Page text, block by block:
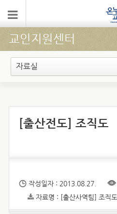
교인지원센터
자료실
[출산전도] 조직도
작성일자 : 2013.08.27.
자료명 : [출산사역팀] 조직도